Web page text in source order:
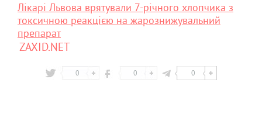
Лікарі Львова врятували 7-річного хлопчика з
токсичною реакцією на жарознижувальний
препарат
ZAXID.NET
0 0 0